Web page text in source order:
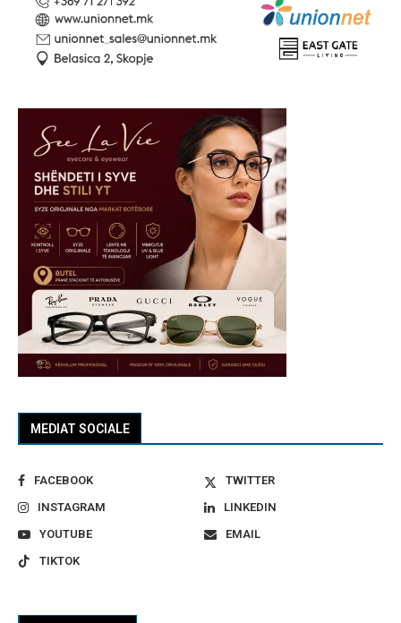
MEDIAT SOCIALE
FACEBOOK
TWITTER
INSTAGRAM
LINKEDIN
YOUTUBE
EMAIL
TIKTOK